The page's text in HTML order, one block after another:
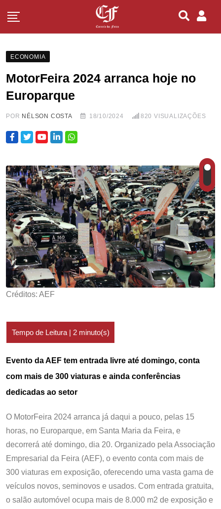
ECONOMIA
MotorFeira 2024 arranca hoje no
Europarque
POR NÉLSON COSTA 18/10/2024 820 VISUALIZAÇÕES
Créditos: AEF
Evento da AEF tem entrada livre até domingo, conta
com mais de 300 viaturas e ainda conferências
dedicadas ao setor
O MotorFeira 2024 arranca já daqui a pouco, pelas 15
horas, no Europarque, em Santa Maria da Feira, e
decorrerá até domingo, dia 20. Organizado pela Associação
Empresarial da Feira (AEF), o evento conta com mais de
300 viaturas em exposição, oferecendo uma vasta gama de
veículos novos, seminovos e usados. Com entrada gratuita,
o salão automóvel ocupa mais de 8.000 m2 de exposição e